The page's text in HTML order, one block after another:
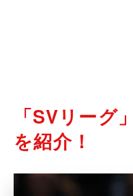
「SVリーグ
を紹介！